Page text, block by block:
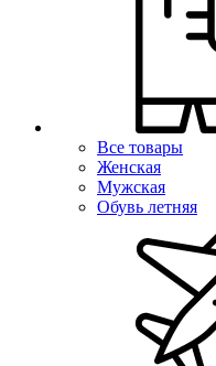
Все товары
Женская
Мужская
Обувь летняя